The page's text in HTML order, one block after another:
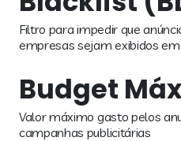
Filtro para impedir que
empresas sejam exibidos em
Budget
Valor máximo gasto pelos
campanhas publicitárias